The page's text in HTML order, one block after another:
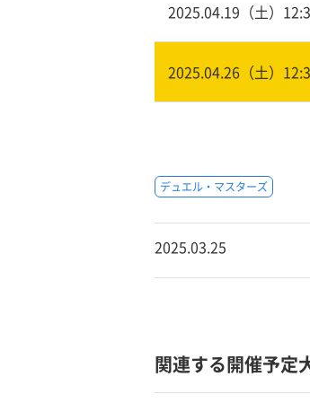
2025.04.19（土）
2025.04.26（土）
デュエル・マスターズ
2025.03.25
関連する開催予定